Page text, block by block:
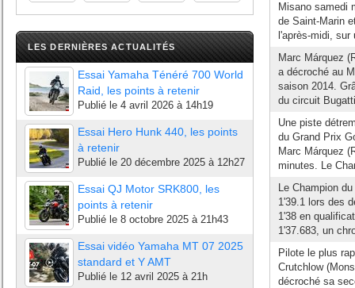
LES DERNIÈRES ACTUALITÉS
Essai Yamaha Ténéré 700 World
Raid, les points à retenir
Publié le 4 avril 2026 à 14h19
Essai Hero Hunk 440, les points
à retenir
Publié le 20 décembre 2025 à 12h27
Essai QJ Motor SRK800, les
points à retenir
Publié le 8 octobre 2025 à 21h43
Essai vidéo Yamaha MT 07 2025
standard et Y AMT
Publié le 12 avril 2025 à 21h
Misano samedi
de Saint-Marin
l'après-midi,
Marc Márquez
a décroché au
saison 2014.
du circuit
Une piste
du Grand Prix
Marc Márquez
minutes. Le
Le Champion
1'39.1 lors des
1'38 en
1'37.683, un
Pilote le plus
Crutchlow
décroché sa